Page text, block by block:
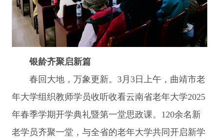
银龄齐聚启新篇
春回大地，万象更新。3月3日上午，曲靖市老
年大学组织教师学员收听收看云南省老年大学2025
年春季学期开学典礼暨第一堂思政课。120余名新
老学员齐聚一堂，与全省的老年大学共同开启新学